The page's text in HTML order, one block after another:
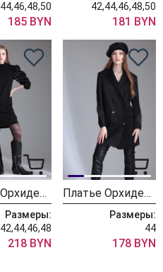
44,46,48,50
185 BYN
42,44,46,48,50
181 BYN
Платье ОрхидеяЛюкс 1136
Размеры:
42,44,46,48
218 BYN
Платье ОрхидеяЛюкс 1131
Размеры:
44
178 BYN